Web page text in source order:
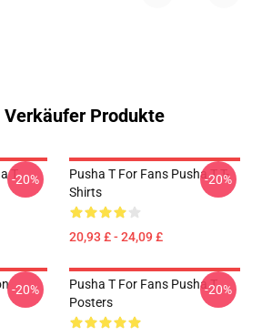
Verkäufer Produkte
T
-20%
Pusha T For Fans Pusha T T-
Shirts
20,93 £ - 24,09 £
-20%
-20%
Pusha T For Fans Pusha T
Posters
-20%